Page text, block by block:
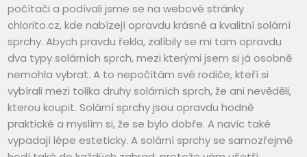
počítači a podívali jsme se na webové stránky
chlorito.cz, kde nabízejí opravdu krásné a kvalitní solární
sprchy. Abych pravdu řekla, zalíbily se mi tam opravdu
dva typy solárních sprch, mezi kterými jsem si já osobně
nemohla vybrat. A to nepočítám své rodiče, kteří si
vybírali mezi tolika druhy solárních sprch, že ani nevěděli,
kterou koupit. Solární sprchy jsou opravdu hodně
praktické a myslím si, že se bylo dobře. A navíc také
vypadají lépe esteticky. A solární sprchy se samozřejmě